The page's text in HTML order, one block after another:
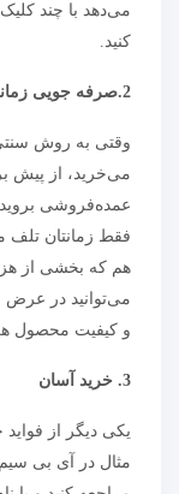
می‌دهد با چند کلیک
کنید.
2.صرفه جویی زمانی
وقتی به روش
می‌خرید، از پیش
عمده‌فروشی
فقط زمانتان
هم که بخشی از
می‌توانید در عرض
و کیفیت محصول هر
3
. خرید آسان
یکی دیگر از
مثال در آی بی سیم